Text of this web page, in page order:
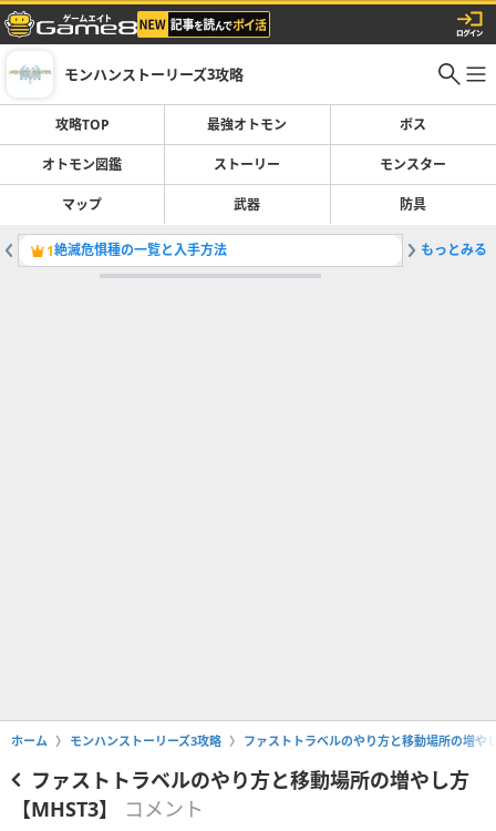
モンハンストーリーズ3攻略
攻略TOP 最強オトモン ボス
オトモン図鑑 ストーリー モンスター
マップ 武器 防具
1絶滅危惧種の一覧と入手方法 2突然変
もっとみる
ホーム モンハンストーリーズ3攻略 ファストトラベルのやり方と移動場所の増や
ファストトラベルのやり方と移動場所の増やし方
【MHST3】
コメント